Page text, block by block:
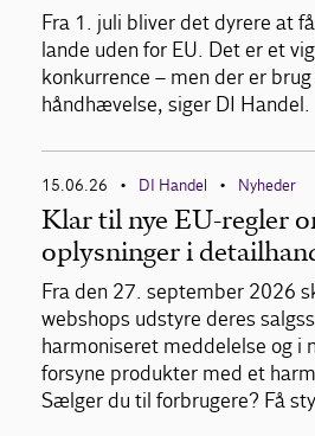
Fra 1. juli bliver det dyrere at
lande uden for EU. Det er et
konkurrence – men der er
håndhævelse, siger DI Handel.
15.06.26 • DI Handel • Nyheder
Klar til nye EU-regler
oplysninger i
Fra den 27. september 2026
webshops udstyre deres
harmoniseret meddelelse og i
forsyne produkter med et
Sælger du til forbrugere? Få